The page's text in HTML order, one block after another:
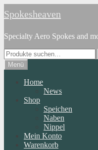
Navigation
Inhalt
Spokesheaven
Specialty Aero Spokes and
Suche
nach:
Menü
Home
News
Shop
Speichen
Naben
Nippel
Mein Konto
Warenkorb